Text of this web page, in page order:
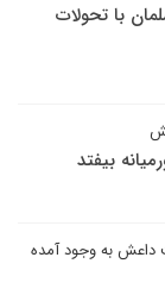
با تحولات
بیفتد
داعش به وجود آمده